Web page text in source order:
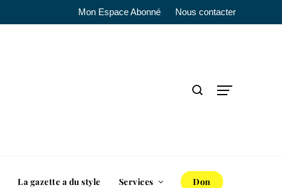
Mon Espace Abonné Nous contacter
La gazette a du style Services Don